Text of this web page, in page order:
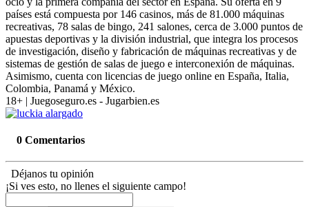
países está compuesta por 146 casinos, más de 81.000 máquinas
recreativas, 78 salas de bingo, 241 salones, cerca de 3.000 puntos de
apuestas deportivas y la división industrial, que integra los procesos
de investigación, diseño y fabricación de máquinas recreativas y de
sistemas de gestión de salas de juego e interconexión de máquinas.
Asimismo, cuenta con licencias de juego online en España, Italia,
Colombia, Panamá y México.
18+ | Juegoseguro.es - Jugarbien.es
0 Comentarios
Déjanos tu opinión
¡Si ves esto, no llenes el siguiente campo!